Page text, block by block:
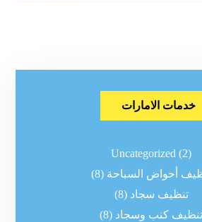
خدمات الامارات
Uncategorized (2)
أحواض السباحة (8)
تنظيف سجاد (8)
تنظيف كنب وسجاد (8)